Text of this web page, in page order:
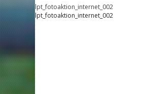
lpt_fotoaktion_internet_002
lpt_fotoaktion_internet_002